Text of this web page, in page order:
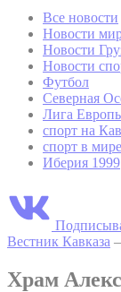
Все новости
Новости
Новости
Новости
Футбол
Северная
Лига
спорт на
спорт в мире
Иберия 1999
Вестник Кавказа
Храм